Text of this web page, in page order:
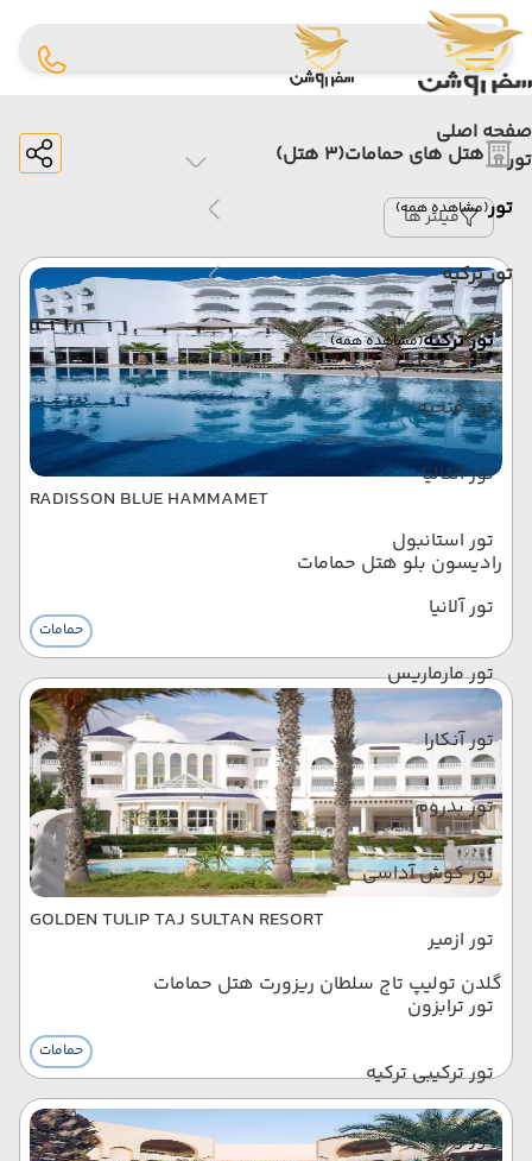
صفحه اصلی
تور
تور(مشاهده همه)
تور ترکیه
تور ترکیه(مشاهده همه)
تور فتحیه
تور آنتالیا
تور استانبول
تور آلانیا
تور مارماریس
تور آنکارا
تور بدروم
تور کوش آداسی
تور ازمیر
تور ترابزون
تور ترکیبی ترکیه
تور وان
هتل های حمامات(3 هتل)
فیلتر ها
RADISSON BLUE HAMMAMET
رادیسون بلو هتل حمامات
حمامات
GOLDEN TULIP TAJ SULTAN RESORT
گلدن تولیپ تاج سلطان ریزورت هتل حمامات
حمامات